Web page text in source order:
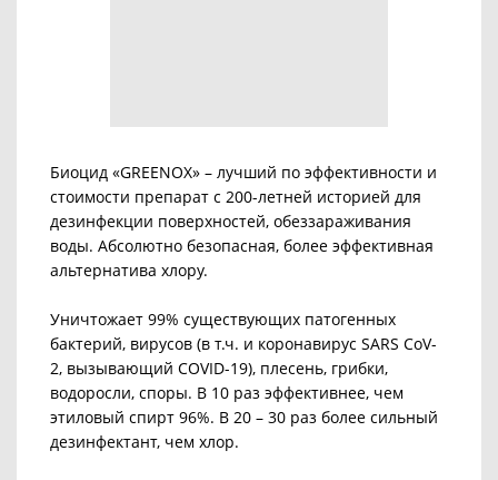
Биоцид «GREENOX» – лучший по эффективности и
стоимости препарат с 200-летней историей для
дезинфекции поверхностей, обеззараживания
воды. Абсолютно безопасная, более эффективная
альтернатива хлору.
Уничтожает 99% существующих патогенных
бактерий, вирусов (в т.ч. и коронавирус SARS CoV-
2, вызывающий COVID-19), плесень, грибки,
водоросли, споры. В 10 раз эффективнее, чем
этиловый спирт 96%. В 20 – 30 раз более сильный
дезинфектант, чем хлор.